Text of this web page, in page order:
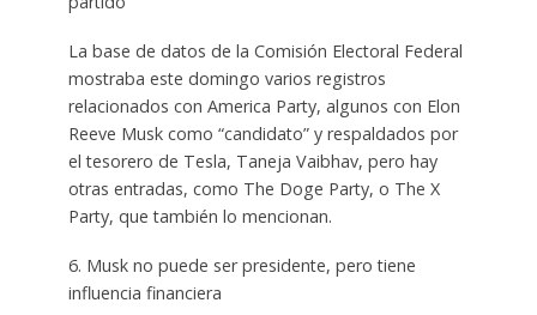
La base de datos de la Comisión Electoral Federal
mostraba este domingo varios registros
relacionados con America Party, algunos con Elon
Reeve Musk como “candidato” y respaldados por
el tesorero de Tesla, Taneja Vaibhav, pero hay
otras entradas, como The Doge Party, o The X
Party, que también lo mencionan.
6. Musk no puede ser presidente, pero tiene
influencia financiera